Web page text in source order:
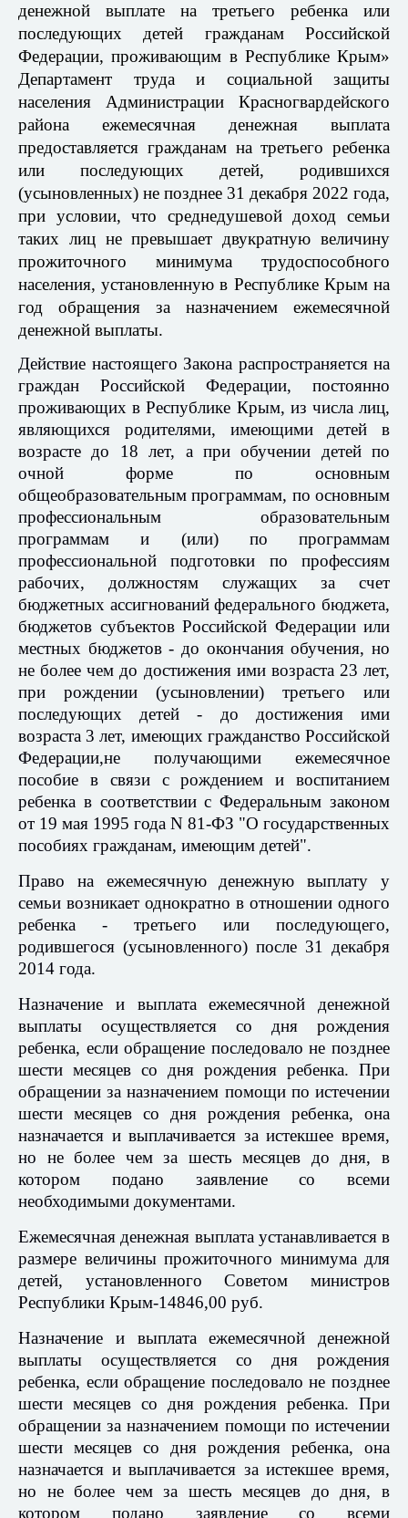
денежной выплате на третьего ребенка или
последующих детей гражданам Российской
Федерации, проживающим в Республике Крым»
Департамент труда и социальной защиты
населения Администрации Красногвардейского
района ежемесячная денежная выплата
предоставляется гражданам на третьего ребенка
или последующих детей, родившихся
(усыновленных) не позднее 31 декабря 2022 года,
при условии, что среднедушевой доход семьи
таких лиц не превышает двукратную величину
прожиточного минимума трудоспособного
населения, установленную в Республике Крым на
год обращения за назначением ежемесячной
денежной выплаты.
Действие настоящего Закона распространяется на
граждан Российской Федерации, постоянно
проживающих в Республике Крым, из числа лиц,
являющихся родителями, имеющими детей в
возрасте до 18 лет, а при обучении детей по
очной форме по основным
общеобразовательным программам, по основным
профессиональным образовательным
программам и (или) по программам
профессиональной подготовки по профессиям
рабочих, должностям служащих за счет
бюджетных ассигнований федерального бюджета,
бюджетов субъектов Российской Федерации или
местных бюджетов - до окончания обучения, но
не более чем до достижения ими возраста 23 лет,
при рождении (усыновлении) третьего или
последующих детей - до достижения ими
возраста 3 лет, имеющих гражданство Российской
Федерации,не получающими ежемесячное
пособие в связи с рождением и воспитанием
ребенка в соответствии с Федеральным законом
от 19 мая 1995 года N 81-ФЗ "О государственных
пособиях гражданам, имеющим детей".
Право на ежемесячную денежную выплату у
семьи возникает однократно в отношении одного
ребенка - третьего или последующего,
родившегося (усыновленного) после 31 декабря
2014 года.
Назначение и выплата ежемесячной денежной
выплаты осуществляется со дня рождения
ребенка, если обращение последовало не позднее
шести месяцев со дня рождения ребенка. При
обращении за назначением помощи по истечении
шести месяцев со дня рождения ребенка, она
назначается и выплачивается за истекшее время,
но не более чем за шесть месяцев до дня, в
котором подано заявление со всеми
необходимыми документами.
Ежемесячная денежная выплата устанавливается в
размере величины прожиточного минимума для
детей, установленного Советом министров
Республики Крым-14846,00 руб.
Назначение и выплата ежемесячной денежной
выплаты осуществляется со дня рождения
ребенка, если обращение последовало не позднее
шести месяцев со дня рождения ребенка. При
обращении за назначением помощи по истечении
шести месяцев со дня рождения ребенка, она
назначается и выплачивается за истекшее время,
но не более чем за шесть месяцев до дня, в
котором подано заявление со всеми